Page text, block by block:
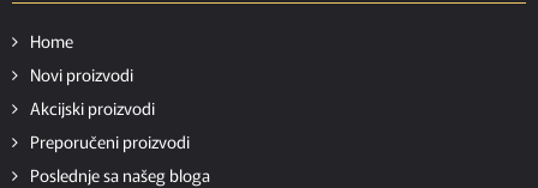
Home
Novi proizvodi
Akcijski proizvodi
Preporučeni proizvodi
Poslednje sa našeg bloga